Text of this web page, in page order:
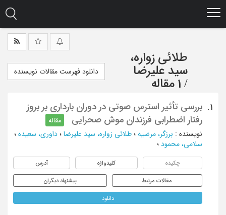
طلائی زواره،
سید علیرضا
/ 1 مقاله
دانلود فهرست مقالات نویسنده
1.
بررسی تأثیر استرس صوتی در دوران بارداری بر بروز
رفتار اضطرابی فرزندان موش صحرایی
مقاله
نویسنده : برزگر، مرضیه ؛ طلائی زواره، سید علیرضا ؛ داوری، سعیده ؛
سلامی، محمود ؛
چکیده کلیدواژه آدرس
مقالات مرتبط پیشنهاد دیگران
دانلود